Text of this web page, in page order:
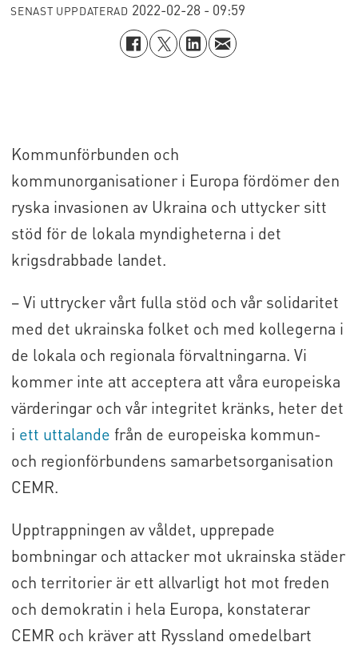
SENAST UPPDATERAD 2022-02-28 - 09:59
Kommunförbunden och
kommunorganisationer i Europa fördömer den
ryska invasionen av Ukraina och uttycker sitt
stöd för de lokala myndigheterna i det
krigsdrabbade landet.
– Vi uttrycker vårt fulla stöd och vår solidaritet
med det ukrainska folket och med kollegerna i
de lokala och regionala förvaltningarna. Vi
kommer inte att acceptera att våra europeiska
värderingar och vår integritet kränks, heter det
i ett uttalande från de europeiska kommun-
och regionförbundens samarbetsorganisation
CEMR.
Upptrappningen av våldet, upprepade
bombningar och attacker mot ukrainska städer
och territorier är ett allvarligt hot mot freden
och demokratin i hela Europa, konstaterar
CEMR och kräver att Ryssland omedelbart